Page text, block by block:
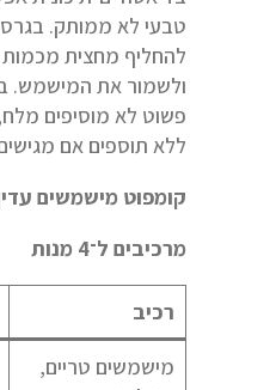
טבעי לא ממותק.
להחליף מחצית מכמות
ולשמור את המישמש.
פשוט לא מוסיפים מלח,
ללא תוספים אם
קומפוט מישמשים
מרכיבים ל־4 מנות
רכיב
מישמשים טריים,